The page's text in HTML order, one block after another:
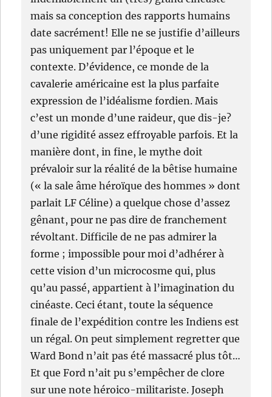
mais sa conception des rapports humains
date sacrément! Elle ne se justifie d’ailleurs
pas uniquement par l’époque et le
contexte. D’évidence, ce monde de la
cavalerie américaine est la plus parfaite
expression de l’idéalisme fordien. Mais
c’est un monde d’une raideur, que dis-je?
d’une rigidité assez effroyable parfois. Et la
manière dont, in fine, le mythe doit
prévaloir sur la réalité de la bêtise humaine
(« la sale âme héroïque des hommes » dont
parlait LF Céline) a quelque chose d’assez
gênant, pour ne pas dire de franchement
révoltant. Difficile de ne pas admirer la
forme ; impossible pour moi d’adhérer à
cette vision d’un microcosme qui, plus
qu’au passé, appartient à l’imagination du
cinéaste. Ceci étant, toute la séquence
finale de l’expédition contre les Indiens est
un régal. On peut simplement regretter que
Ward Bond n’ait pas été massacré plus tôt…
Et que Ford n’ait pu s’empêcher de clore
sur une note héroico-militariste. Joseph